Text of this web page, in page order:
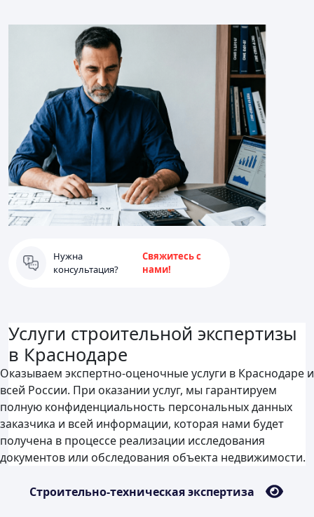
Нужна
консультация?
Свяжитесь с
нами!
Услуги строительной экспертизы
в Краснодаре
Оказываем экспертно-оценочные услуги в Краснодаре и
всей России. При оказании услуг, мы гарантируем
полную конфиденциальность персональных данных
заказчика и всей информации, которая нами будет
получена в процессе реализации исследования
документов или обследования объекта недвижимости.
Строительно-техническая экспертиза